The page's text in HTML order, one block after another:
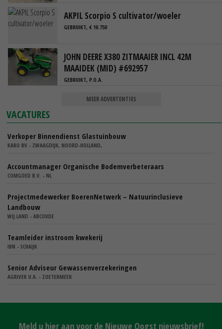
AKPIL Scorpio S cultivator/woeler
GEBRUIKT, € 10.750
JOHN DEERE X380 ZITMAAIER INCL 42M
MAAIDEK (MID) #692957
GEBRUIKT, P.O.A.
MEER ADVERTENTIES
VACATURES
Verkoper Binnendienst Glastuinbouw
KARO BV - ZWAAGDIJK, NOORD-HOLLAND,
Accountmanager Organische Bodemverbeteraars
COMGOED B.V. - NL
Projectmedewerker BoerenNetwerk – Natuurinclusieve
Landbouw
WIJ.LAND - ABCOUDE
Teamleider instroom kwekerij
IBN - SCHAIJK
Senior Adviseur Gewassenverzekeringen
AGRIVER U.A. - ZOETERMEER
Meld u hier aan voor de Nieuwe Oogst nieuwsbrief!